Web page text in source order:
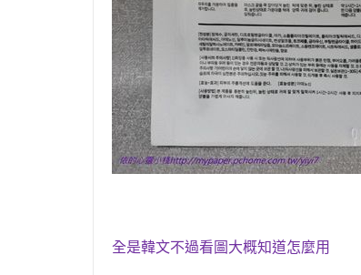
全是韓文不過看圖大概知道怎麼用